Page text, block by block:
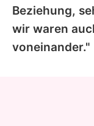
Beziehung,
wir waren
voneinander."